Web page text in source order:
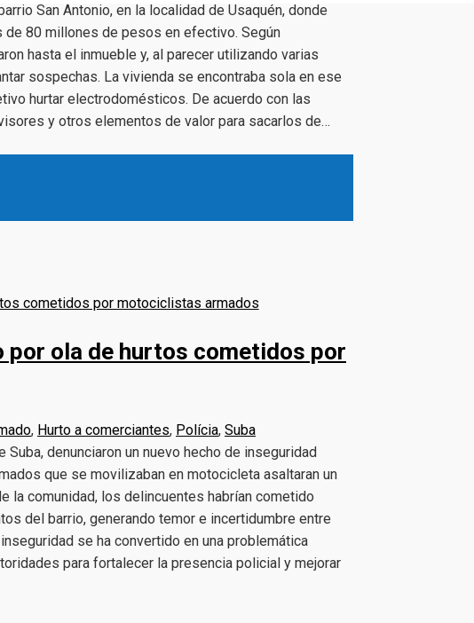
San Antonio, en la localidad de Usaquén, donde
de 80 millones de pesos en efectivo. Según
hasta el inmueble y, al parecer utilizando varias
sospechas. La vivienda se encontraba sola en ese
hurtar electrodomésticos. De acuerdo con las
y otros elementos de valor para sacarlos de…
por ola de hurtos cometidos por
, Hurto a comerciantes, Polícia, Suba
denunciaron un nuevo hecho de inseguridad
que se movilizaban en motocicleta asaltaran un
la comunidad, los delincuentes habrían cometido
del barrio, generando temor e incertidumbre entre
se ha convertido en una problemática
para fortalecer la presencia policial y mejorar